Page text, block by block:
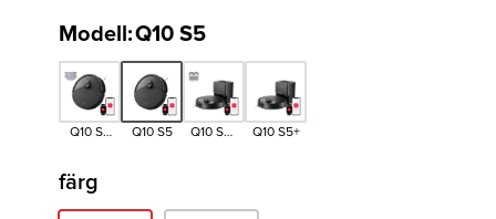
Modell :Q10 S5
Q10 S5
Q10 S5
Q10 S5+
Q10 S5+
färg